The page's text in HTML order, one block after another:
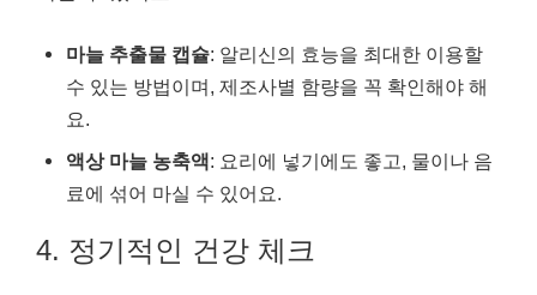
마늘 추출물 캡슐: 알리신의 효능을 최대한 이용할
수 있는 방법이며, 제조사별 함량을 꼭 확인해야 해
요.
액상 마늘 농축액: 요리에 넣기에도 좋고, 물이나 음
료에 섞어 마실 수 있어요.
4. 정기적인 건강 체크